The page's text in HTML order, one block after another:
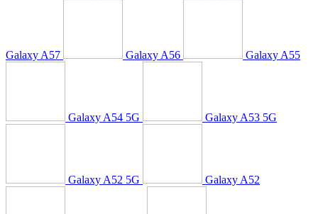
Galaxy A57 Galaxy A56 Galaxy A55
Galaxy A54 5G Galaxy A53 5G
Galaxy A52 5G Galaxy A52